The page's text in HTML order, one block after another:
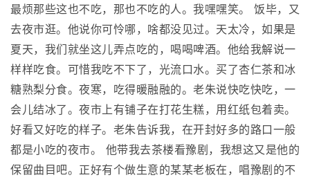
最烦那些这也不吃，那也不吃的人。我嘿嘿笑。 饭毕，又
去夜市逛。他说你可怜哪，啥都没见过。天太冷，如果是
夏天，我们就坐这儿弄点吃的，喝喝啤酒。他给我解说一
样样吃食。可惜我吃不下了，光流口水。买了杏仁茶和冰
糖熟梨分食。夜寒，吃得暖融融的。老朱说快吃快吃，一
会儿结冰了。夜市上有铺子在打花生糕，用红纸包着卖。
好看又好吃的样子。老朱告诉我，在开封好多的路口一般
都是小吃的夜市。 他带我去茶楼看豫剧，我想这又是他的
保留曲目吧。正好有个做生意的某某老板在，唱豫剧的不